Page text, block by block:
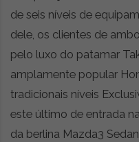
de seis níveis de
dele, os clientes de
pelo luxo do patamar
amplamente popular
tradicionais níveis
este último de entrada
da berlina Mazda3